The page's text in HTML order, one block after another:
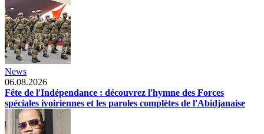
News
06.08.2026
Fête de l'Indépendance : découvrez l'hymne des Forces
spéciales ivoiriennes et les paroles complètes de l'Abidjanaise